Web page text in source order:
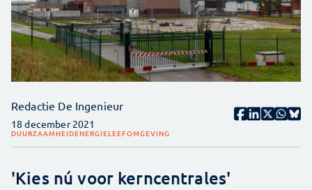
Redactie De Ingenieur
18 december 2021
DUURZAAMHEIDENERGIELEEFOMGEVING
'Kies nú voor kerncentrales'